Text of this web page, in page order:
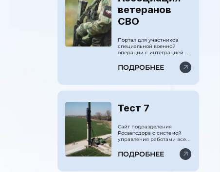
ветеранов
СВО
Портал для участников
специальной военной
операции с интеграцией по
обороны. Куратор
администрация
ПОДРОБНЕЕ
Тест 7
Сайт подразделения
Росавтодора с системой
управления работами всех
системой бухгалтерского,
производственного и
ПОДРОБНЕЕ